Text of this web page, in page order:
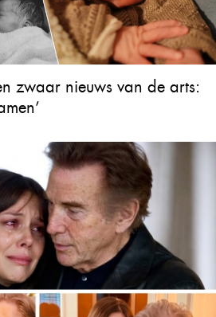
zwaar nieuws van de arts: